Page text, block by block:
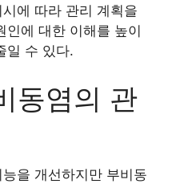
에 따라 관리 계획을
인에 대한 이해를 높이
일 수 있다.
동염의 관
을 개선하지만 부비동